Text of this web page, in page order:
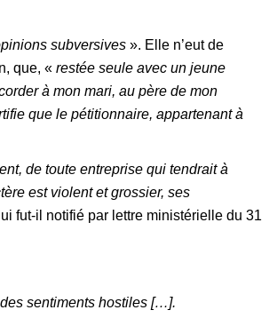
subversives ». Elle n’eut de
que, « restée seule avec un jeune
à mon mari, au père de mon
que le pétitionnaire, appartenant à
de toute entreprise qui tendrait à
est violent et grossier, ses
fut-il notifié par lettre ministérielle du 31
des sentiments hostiles […].